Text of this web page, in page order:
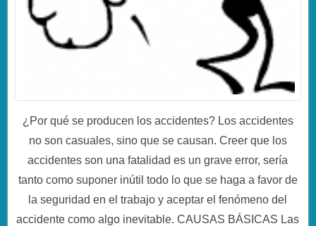
¿Por qué se producen los accidentes? Los accidentes
no son casuales, sino que se causan. Creer que los
accidentes son una fatalidad es un grave error, sería
tanto como suponer inútil todo lo que se haga a favor de
la seguridad en el trabajo y aceptar el fenómeno del
accidente como algo inevitable. CAUSAS BÁSICAS Las